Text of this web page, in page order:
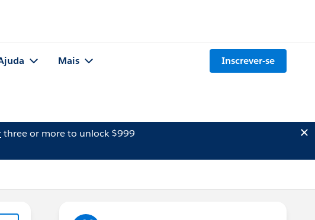
Mais Inscrever-se
three or more to unlock $999